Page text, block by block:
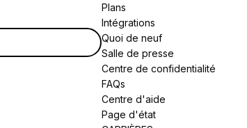
Plans
Intégrations
Quoi de neuf
Salle de presse
Centre de confidentialité
FAQs
Centre d'aide
Page d'état